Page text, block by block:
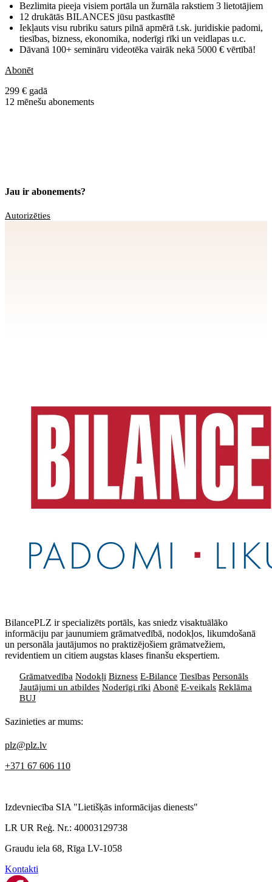
Bezlimita pieeja visiem portāla un žurnāla rakstiem 3 lietotājiem
12 drukātās BILANCES jūsu pastkastītē
Iekļauts visu rubriku saturs pilnā apmērā t.sk. juridiskie padomi,
tiesības, bizness, ekonomika, noderīgi rīki un veidlapas u.c.
Dāvanā 100+ semināru videotēka vairāk nekā 5000 € vērtībā!
Abonēt
299 € gadā
12 mēnešu abonements
Jau ir abonements?
Autorizēties
BilancePLZ ir specializēts portāls, kas sniedz visaktuālāko
informāciju par jaunumiem grāmatvedībā, nodokļos, likumdošanā
un personāla jautājumos no praktizējošiem grāmatvežiem,
revidentiem un citiem augstas klases finanšu ekspertiem.
Grāmatvedība Nodokļi Bizness E-Bilance Tiesības Personāls
Jautājumi un atbildes Noderīgi rīki Abonē E-veikals Reklāma
BUJ
Sazinieties ar mums:
plz@plz.lv
+371 67 606 110
Izdevniecība SIA "Lietišķās informācijas dienests"
LR UR Reģ. Nr.: 40003129738
Graudu iela 68, Rīga LV-1058
Kontakti